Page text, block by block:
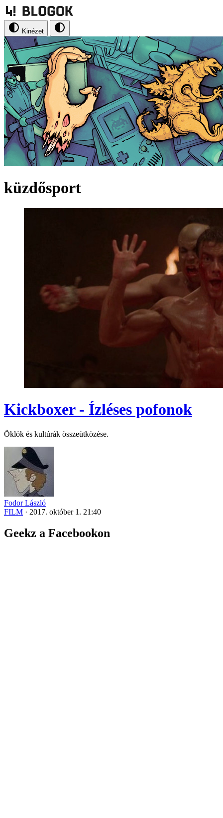
Kinézet
küzdősport
Kickboxer - Ízléses pofonok
Öklök és kultúrák összeütközése.
Fodor László
FILM · 2017. október 1. 21:40
Geekz a Facebookon